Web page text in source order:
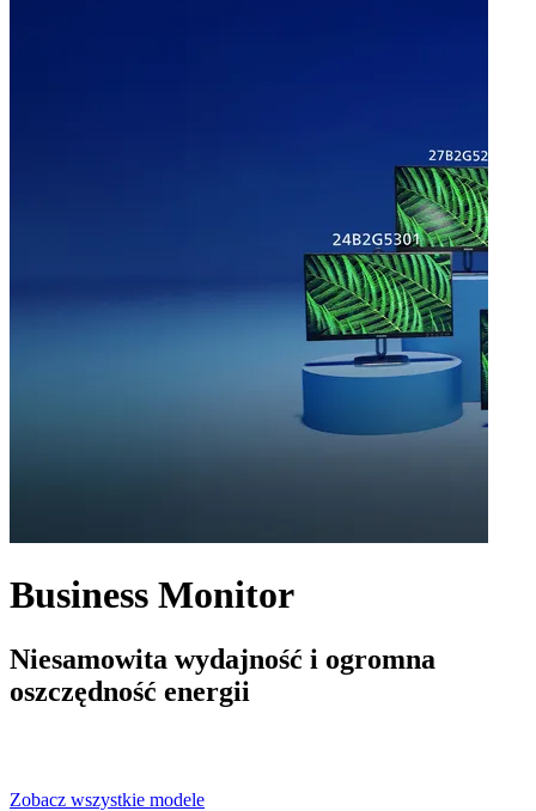
Business Monitor
Niesamowita wydajność i ogromna
oszczędność energii
Zobacz wszystkie modele